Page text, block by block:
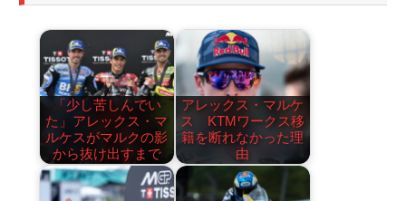
「少し苦しんでい
た」アレックス・マ
ルケスがマルクの影
から抜け出すまで
アレックス・マルケ
ス KTMワークス移
籍を断れなかった理
由